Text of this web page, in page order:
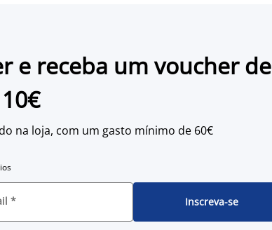
e receba um voucher de
10€
na loja, com um gasto mínimo de 60€
* Inscreva-se